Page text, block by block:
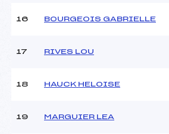
16 BOURGEOIS GABRIELLE
17 RIVES LOU
18 HAUCK HELOISE
19 MARGUIER LEA